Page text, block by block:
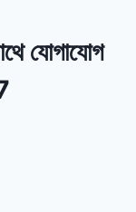
যোগাযোগ